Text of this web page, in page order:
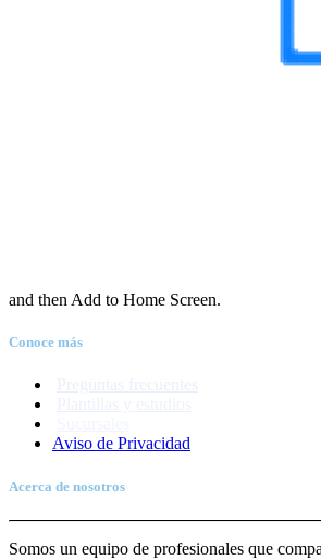
and then Add to Home Screen.
Conoce más
Aviso de Privacidad
Acerca de nosotros
Somos un equipo de profesionales que